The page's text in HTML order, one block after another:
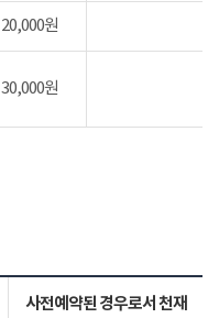
20,000원
30,000원
사전예약된 경우로서 천재